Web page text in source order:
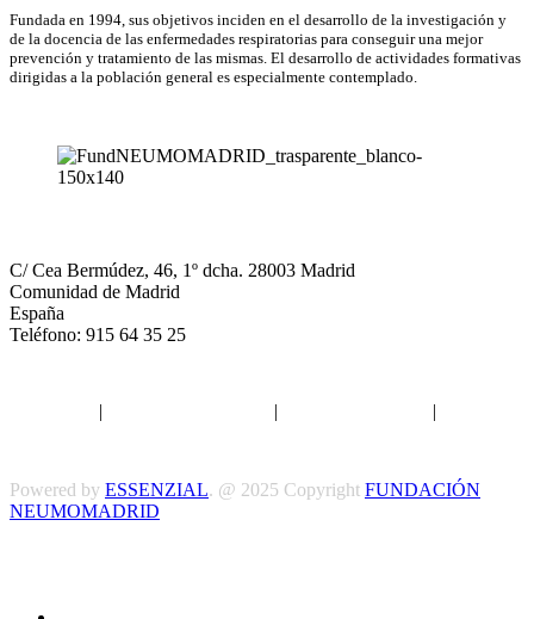
Fundada en 1994, sus objetivos inciden en el desarrollo de la investigación y
de la docencia de las enfermedades respiratorias para conseguir una mejor
prevención y tratamiento de las mismas. El desarrollo de actividades formativas
dirigidas a la población general es especialmente contemplado.
C/ Cea Bermúdez, 46, 1º dcha. 28003 Madrid
Comunidad de Madrid
España
Teléfono: 915 64 35 25
| | |
Powered by ESSENZIAL. @ 2025 Copyright FUNDACIÓN
NEUMOMADRID